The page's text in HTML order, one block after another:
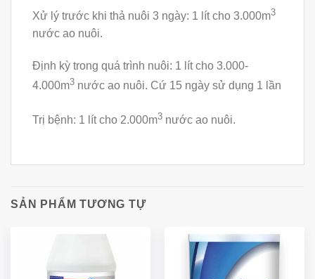
Xử lý trước khi thả nuôi 3 ngày: 1 lít cho 3.000m3
nước ao nuôi.
Định kỳ trong quá trình nuôi: 1 lít cho 3.000-
4.000m3 nước ao nuôi. Cứ 15 ngày sử dụng 1 lần
Trị bệnh: 1 lít cho 2.000m3 nước ao nuôi.
SẢN PHẨM TƯƠNG TỰ